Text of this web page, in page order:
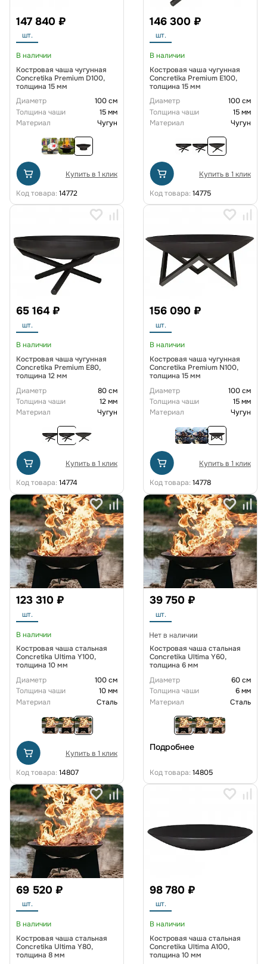
147 840 ₽
шт.
В наличии
Костровая чаша чугунная
Concretika Premium D100,
толщина 15 мм
Диаметр
100 см
Толщина чаши
15 мм
Материал
Чугун
Купить в 1 клик
Код товара: 14772
146 300 ₽
шт.
В наличии
Костровая чаша чугунная
Concretika Premium E100,
толщина 15 мм
Диаметр
100 см
Толщина чаши
15 мм
Материал
Чугун
Купить в 1 клик
Код товара: 14775
65 164 ₽
шт.
В наличии
Костровая чаша чугунная
Concretika Premium E80,
толщина 12 мм
Диаметр
80 см
Толщина чаши
12 мм
Материал
Чугун
Купить в 1 клик
Код товара: 14774
156 090 ₽
шт.
В наличии
Костровая чаша чугунная
Concretika Premium N100,
толщина 15 мм
Диаметр
100 см
Толщина чаши
15 мм
Материал
Чугун
Купить в 1 клик
Код товара: 14778
123 310 ₽
шт.
В наличии
Костровая чаша стальная
Concretika Ultima Y100,
толщина 10 мм
Диаметр
100 см
Толщина чаши
10 мм
Материал
Сталь
Купить в 1 клик
Код товара: 14807
39 750 ₽
шт.
Костровая чаша стальная
Concretika Ultima Y60,
толщина 6 мм
Диаметр
60 см
Толщина чаши
6 мм
Материал
Сталь
Подробнее
Код товара: 14805
69 520 ₽
шт.
В наличии
Костровая чаша стальная
Concretika Ultima Y80,
толщина 8 мм
98 780 ₽
шт.
В наличии
Костровая чаша стальная
Concretika Ultima A100,
толщина 10 мм